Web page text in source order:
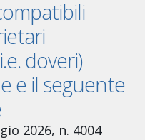
doveri)
e il seguente
2026, n. 4004